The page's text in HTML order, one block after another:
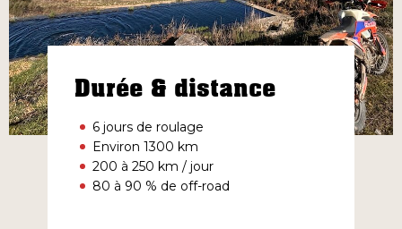
Durée & distance
6 jours de roulage
Environ 1300 km
200 à 250 km / jour
80 à 90 % de off-road